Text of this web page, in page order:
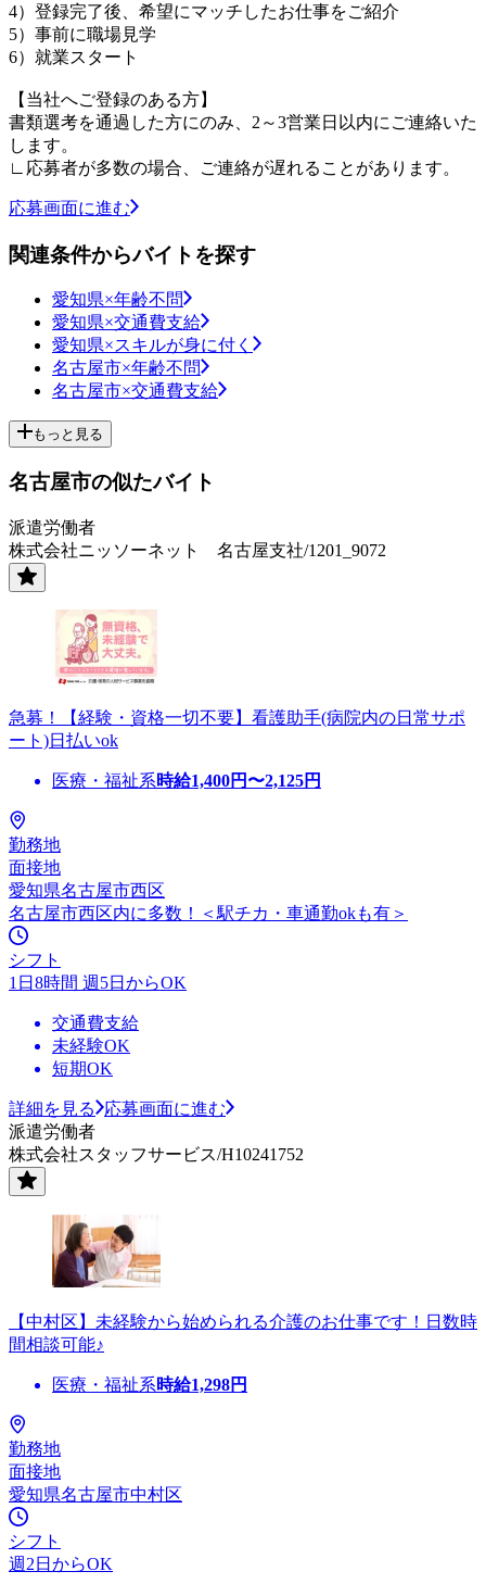
4）登録完了後、希望にマッチしたお仕事をご紹介
5）事前に職場見学
6）就業スタート
【当社へご登録のある方】
書類選考を通過した方にのみ、2～3営業日以内にご連絡いた
します。
∟応募者が多数の場合、ご連絡が遅れることがあります。
応募画面に進む
関連条件からバイトを探す
愛知県×年齢不問
愛知県×交通費支給
愛知県×スキルが身に付く
名古屋市×年齢不問
名古屋市×交通費支給
もっと見る
名古屋市の似たバイト
派遣労働者
株式会社ニッソーネット 名古屋支社/1201_9072
急募！【経験・資格一切不要】看護助手(病院内の日常サポ
ート)日払いok
医療・福祉系時給1,400円〜2,125円
勤務地
面接地
愛知県名古屋市西区
名古屋市西区内に多数！＜駅チカ・車通勤okも有＞
シフト
1日8時間 週5日からOK
交通費支給
未経験OK
短期OK
詳細を見る
応募画面に進む
派遣労働者
株式会社スタッフサービス/H10241752
【中村区】未経験から始められる介護のお仕事です！日数時
間相談可能♪
医療・福祉系時給1,298円
勤務地
面接地
愛知県名古屋市中村区
シフト
週2日からOK